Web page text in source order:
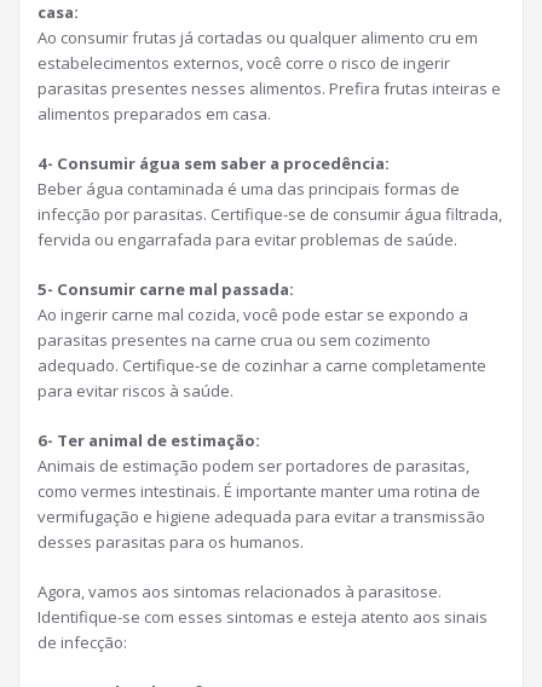
casa:
Ao consumir frutas já cortadas ou qualquer alimento cru em
estabelecimentos externos, você corre o risco de ingerir
parasitas presentes nesses alimentos. Prefira frutas inteiras e
alimentos preparados em casa.
4- Consumir água sem saber a procedência:
Beber água contaminada é uma das principais formas de
infecção por parasitas. Certifique-se de consumir água filtrada,
fervida ou engarrafada para evitar problemas de saúde.
5- Consumir carne mal passada:
Ao ingerir carne mal cozida, você pode estar se expondo a
parasitas presentes na carne crua ou sem cozimento
adequado. Certifique-se de cozinhar a carne completamente
para evitar riscos à saúde.
6- Ter animal de estimação:
Animais de estimação podem ser portadores de parasitas,
como vermes intestinais. É importante manter uma rotina de
vermifugação e higiene adequada para evitar a transmissão
desses parasitas para os humanos.
Agora, vamos aos sintomas relacionados à parasitose.
Identifique-se com esses sintomas e esteja atento aos sinais
de infecção: